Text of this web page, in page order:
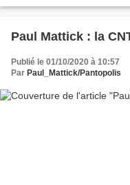
Paul Mattick : la
Publié le 01/10/2020 à 10:57
Par Paul_Mattick/Pantopolis